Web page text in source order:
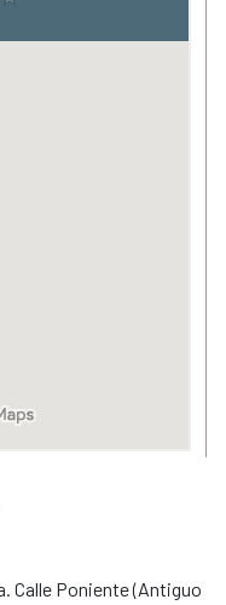
Calle Poniente (Antiguo